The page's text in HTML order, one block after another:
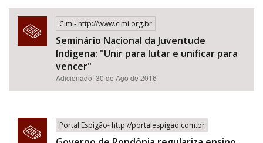
Cimi- http://www.cimi.org.br
Seminário Nacional da Juventude
Indígena: "Unir para lutar e unificar para
vencer"
Adicionado: 30 de Ago de 2016
Portal Espigão- http://portalespigao.com.br